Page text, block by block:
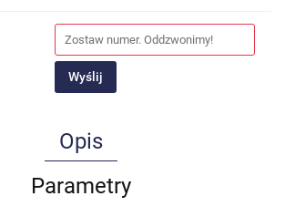
Wyślij
Opis
Parametry